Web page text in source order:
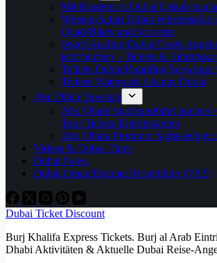
Mit Kindern in Dubai Urlaub
Wüsten-Safari Dubai Wüstensafari
Quad-Bikes und Scootern
Segel-Ausflug Dubai Creek
jetzt buchen – Tickets &
Tickets Dubai Rundflug Seawings
Tickets Waterpark Atlantis Dubai
Abu Dhabi Specials
Abu Dhabi Stadtrundfahrt buchen
Tour Tickets Eintrittskarten
Abu Dhabi Premium
Videos & Dubai-Tipps
Dubai News
Dubai Oman Emirate Reiseführer (VAE)
Dubai Ticket Discount
Burj Khalifa Express Tickets. Burj al Arab
Dhabi Aktivitäten & Aktuelle Dubai Reise-